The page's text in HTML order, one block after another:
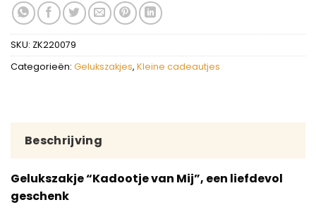
SKU: ZK220079
Categorieën: Gelukszakjes, Kleine cadeautjes
Beschrijving
Gelukszakje “Kadootje van Mij”, een liefdevol
geschenk